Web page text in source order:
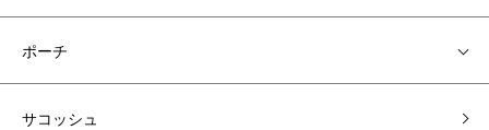
ポーチ
サコッシュ